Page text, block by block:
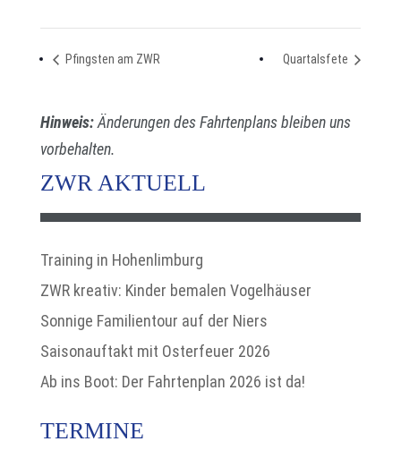
Pfingsten am ZWR Quartalsfete
Hinweis:Änderungen des Fahrtenplans bleiben uns
vorbehalten.
ZWR AKTUELL
Training in Hohenlimburg
ZWR kreativ: Kinder bemalen Vogelhäuser
Sonnige Familientour auf der Niers
Saisonauftakt mit Osterfeuer 2026
Ab ins Boot: Der Fahrtenplan 2026 ist da!
TERMINE